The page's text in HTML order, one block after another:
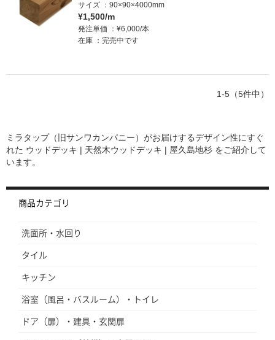
サイズ
90×90×4000mm
¥1,500/m
発注単価
¥6,000/本
在庫
完売中です
1-5（5件中）
ミラタップ（旧サンワカンパニー）がお届けするデザイン性にすぐ
れた ウッドデッキ | 天然木ウッドデッキ | 屋久島地杉 をご紹介して
います。
商品カテゴリ
洗面所・水回り
タイル
キッチン
浴室（風呂・バスルーム）・トイレ
ドア（扉）・建具・玄関扉